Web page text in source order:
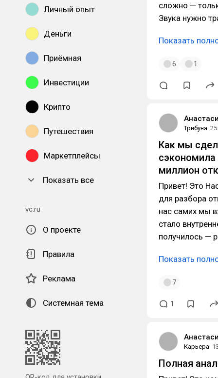
Личный опыт
Деньги
Приёмная
Инвестиции
Крипто
Путешествия
Маркетплейсы
Показать все
vc.ru
О проекте
Правила
Реклама
Системная тема
сложно —
Звука нужно
Показать
6 1
Трибуна
Как мы
миллион
Привет! Это
для разбора
нас самих мы
стало
получилось —
Показать
7
1
Карьера
Полная